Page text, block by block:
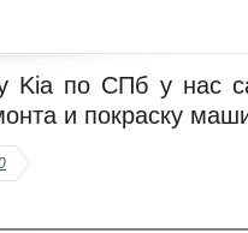
Kia по СПб у нас
и покраску